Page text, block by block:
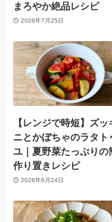
まろやか絶品レシピ
2026年7月25日
【レンジで時短】ズッ
ニとかぼちゃのラタト
ユ｜夏野菜たっぷりの
作り置きレシピ
2026年6月24日